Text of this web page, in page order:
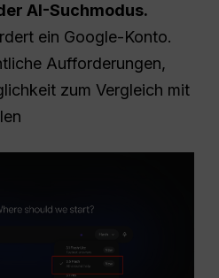
AI-Suchmodus.
ein Google-Konto.
Aufforderungen,
zum Vergleich mit